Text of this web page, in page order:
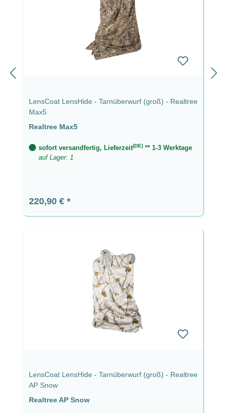
LensCoat LensHide - Tarnüberwurf (groß) - Realtree
Max5
Realtree Max5
sofort versandfertig, Lieferzeit(DE) ** 1-3 Werktage
auf Lager: 1
Regulärer Preis:
220,90 €
LensCoat LensHide - Tarnüberwurf (groß) - Realtree
AP Snow
Realtree AP Snow